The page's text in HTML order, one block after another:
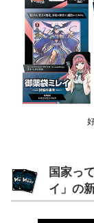
国家っ
イ」の